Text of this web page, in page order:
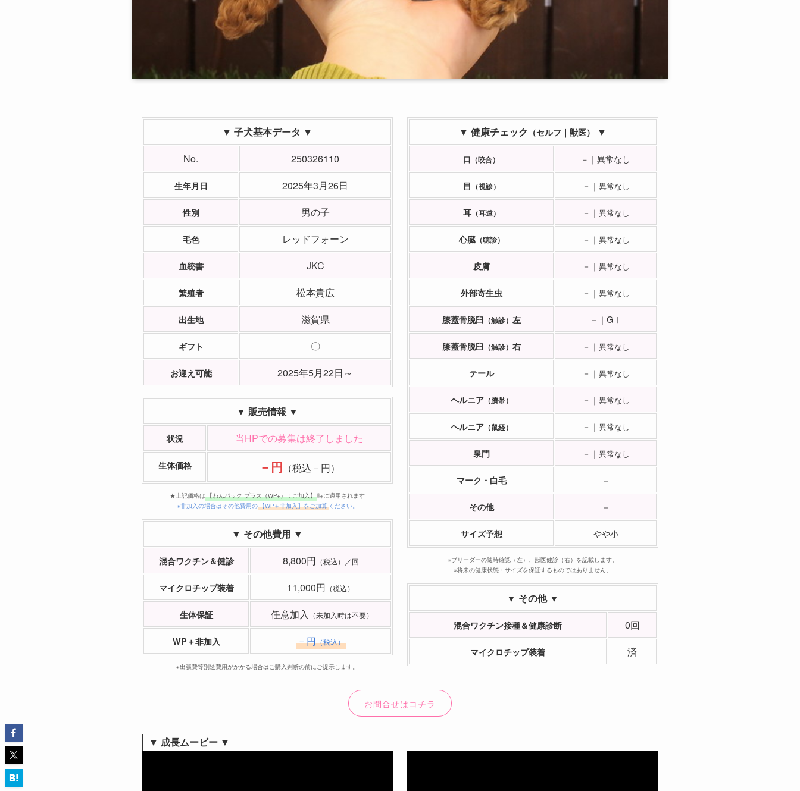
▼ 子犬基本データ ▼
No.
250326110
生年月日 2025年3月26日
性別 男の子
毛色 レッドフォーン
血統書 JKC
繁殖者 松本貴広
出生地 滋賀県
ギフト 〇
お迎え可能 2025年5月22日～
▼ 販売情報 ▼
状況 当HPでの募集は終了しました
生体価格 －円 （税込－円）
★上記価格は 【わんパック プラス（WP+）：ご加入】 時に適用されます
※非加入の場合はその他費用の
【WP＋非加入】をご加算 ください。
▼ その他費用 ▼
混合ワクチン＆健診 8,800円 （税込）／回
マイクロチップ装着 11,000円 （税込）
生体保証 任意加入 （未加入時は不要）
WP＋非加入 －円（税込）
※出張費等別途費用がかかる場合はご購入判断の前にご提示します。
▼ 健康チェック （セルフ｜獣医） ▼
口 （咬合） － ｜異常なし
目 （視診） －｜ 異常なし
耳（耳道） －｜ 異常なし
心臓（聴診） －｜ 異常なし
皮膚 －｜ 異常なし
外部寄生虫 －｜ 異常なし
膝蓋骨脱臼 （触診） 左 －｜GⅠ
膝蓋骨脱臼 （触診） 右 －｜ 異常なし
テール －｜ 異常なし
ヘルニア（臍帯） －｜ 異常なし
ヘルニア（鼠経） －｜ 異常なし
泉門 －｜ 異常なし
マーク・白毛 －
その他 －
サイズ予想 やや小
※ブリーダーの随時確認（左）、獣医健診（右）を記載します。
※将来の健康状態・サイズを保証するものではありません。
▼ その他 ▼
混合ワクチン接種＆健康診断 0回
マイクロチップ装着 済
お問合せはコチラ
▼ 成長ムービー ▼